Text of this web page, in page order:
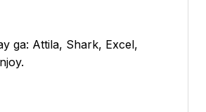
ga: Attila, Shark, Excel,